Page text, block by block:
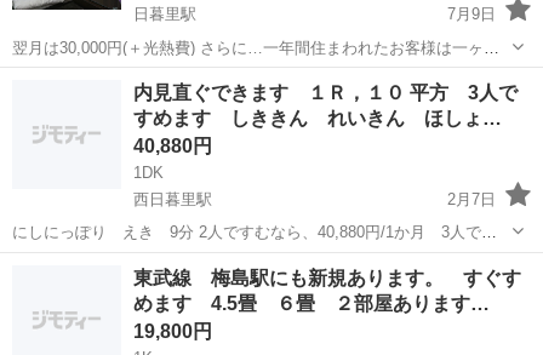
日暮里駅
7月9日
翌月は30,000円(＋光熱費) さらに…一年間住まわれたお客様は一ヶ月
賃料無料(光熱費は別） 今なら翌月の家賃30000円で入居が可能！！と
にかく早いもの勝ちですよ~ 【日暮里近郊に多数物件にあります...
日暮里駅 シェアハウス 個室
内見直ぐできます １Ｒ，１０ 平方 3人で
すめます しききん れいきん ほしょ…
40,880円
1DK
西日暮里駅
2月7日
にしにっぽり えき 9分 2人ですむなら、40,880円/1か月 3人です
むなら31,550円/1人/1か月 インターネット利用料込 ４へや あいて
います たんきのばあいも おといあわせ ください たんと...
西日暮里駅 シェアハウス
東武線 梅島駅にも新規あります。 すぐす
めます 4.5畳 ６畳 ２部屋あります…
19,800円